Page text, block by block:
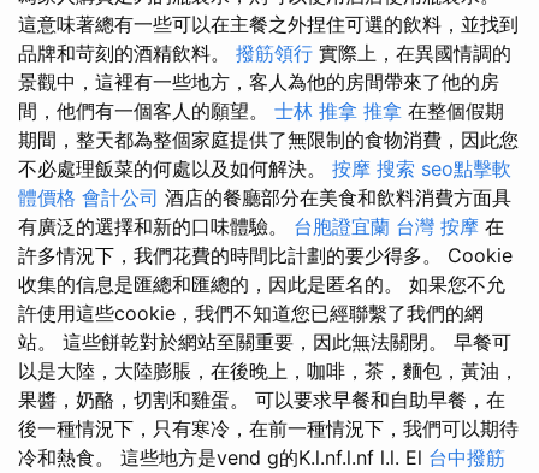
這意味著總有一些可以在主餐之外捏住可選的飲料，並找到
品牌和苛刻的酒精飲料。 撥筋領行 實際上，在異國情調的
景觀中，這裡有一些地方，客人為他的房間帶來了他的房
間，他們有一個客人的願望。 士林 推拿 推拿 在整個假期
期間，整天都為整個家庭提供了無限制的食物消費，因此您
不必處理飯菜的何處以及如何解決。 按摩 搜索 seo點擊軟
體價格 會計公司 酒店的餐廳部分在美食和飲料消費方面具
有廣泛的選擇和新的口味體驗。 台胞證宜蘭 台灣 按摩 在
許多情況下，我們花費的時間比計劃的要少得多。 Cookie
收集的信息是匯總和匯總的，因此是匿名的。 如果您不允
許使用這些cookie，我們不知道您已經聯繫了我們的網
站。 這些餅乾對於網站至關重要，因此無法關閉。 早餐可
以是大陸，大陸膨脹，在後晚上，咖啡，茶，麵包，黃油，
果醬，奶酪，切割和雞蛋。 可以要求早餐和自助早餐，在
後一種情況下，只有寒冷，在前一種情況下，我們可以期待
冷和熱食。 這些地方是vend g的K.l.nf.l.nf l.l. El 台中撥筋